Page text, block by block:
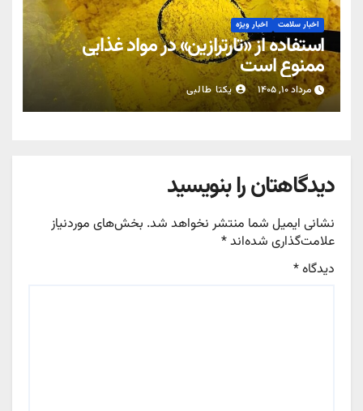
اخبار سلامت اخبار ویژه
استفاده از «تارترازین» در مواد غذایی
ممنوع است
مرداد ۱۰, ۱۴۰۵ یکتا طالبی
دیدگاهتان را بنویسید
نشانی ایمیل شما منتشر نخواهد شد. بخش‌های موردنیاز
علامت‌گذاری شده‌اند*
دیدگاه*